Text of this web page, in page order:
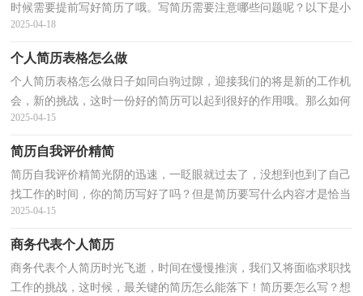
时候需要提前写好简历了哦。写简历需要注意哪些问题呢？以下是小
编整理的个人简历自荐信集聚，欢迎阅读，希望大家能够...
2025-04-18
个人简历表格怎么做
个人简历表格怎么做日子如同白驹过隙，迎接我们的将是新的工作机
会，新的挑战，这时一份好的简历可以起到很好的作用哦。那么如何
写简历才简练、明确呢？下面是小编精心整理的个人简...
2025-04-15
简历自我评价精简
简历自我评价精简光阴的迅速，一眨眼就过去了，没想到也到了自己
找工作的时间，你的简历写好了吗？但是简历要写什么内容才是恰当
的呢？以下是小编为大家收集的简历自我评价精简，仅供参...
2025-04-15
商务代表个人简历
商务代表个人简历时光飞逝，时间在慢慢推演，我们又将面临求职找
工作的挑战，这时候，最关键的简历怎么能落下！简历要怎么写？想